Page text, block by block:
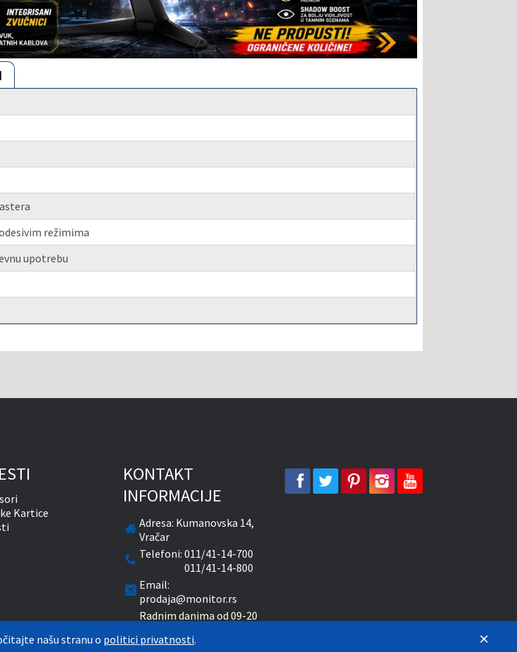
režimima
upotrebu
Kartice
KONTAKT
INFORMACIJE
Adresa: Kumanovska 14,
Vračar
Telefoni:011/41-14-700
011/41-14-800
Email:
prodaja@monitor.rs
Radnim danima od 09-20
Subotom od 10-15 časova
facebook
twitterpinterestinstagramyoutube
našu stranu o politici privatnosti. ×